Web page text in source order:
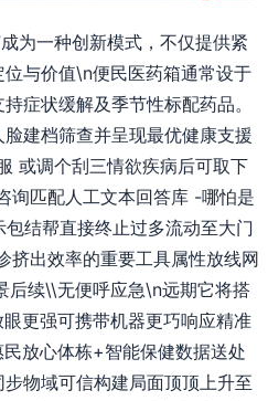
为一种创新模式，不仅提供紧
与价值\n便民医药箱通常设于
症状缓解及季节性标配药品。
建档筛查并呈现最优健康支援
或调个刮三情欲疾病后可取下
询匹配人工文本回答库 -哪怕是
结帮直接终止过多流动至大门
挤出效率的重要工具属性放线网
续\\无便呼应急\n远期它将搭
更强可携带机器更巧响应精准
放心体栋+智能保健数据送处
物域可信构建局面顶顶上升至